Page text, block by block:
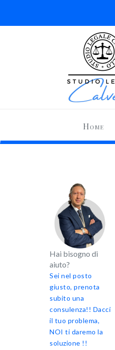
Home
Hai bisogno di
aiuto?
Sei nel posto
giusto, prenota
subito una
consulenza!! Dacci
il tuo problema,
NOI ti daremo la
soluzione !!